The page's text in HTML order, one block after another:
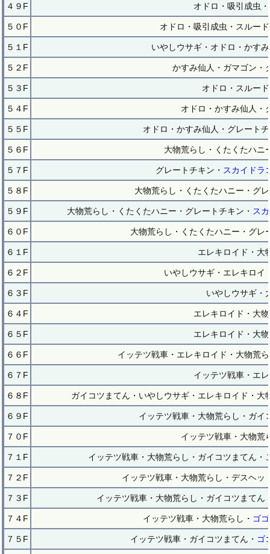
４９F オドロ・吸引成虫
５０F オドロ・吸引成虫・スルー
５１F いやしウサギ・オドロ・かす
５２F かすみ仙人・ガマゴン・
５３F オドロ・スルー
５４F オドロ・かすみ仙人・
５５F オドロ・かすみ仙人・グレート
５６F 大物荒らし・くたくたハニ
５７F グレートチキン・ スカイドラ
５８F 大物荒らし・くたくたハニー・グ
５９F 大物荒らし・くたくたハニー・グレートチキン・ ス
６０F 大物荒らし・くたくたハニー・グ
６１F エレキロイド・大
６２F いやしウサギ・エレキロイ
６３F いやしウサギ・
６４F エレキロイド・大
６５F エレキロイド・大
６６F イッテツ戦車・エレキロイド・大物荒
６７F イッテツ戦車・エ
６８F ガイコツまてん・いやしウサギ・エレキロイド・大
６９F イッテツ戦車・大物荒らし・ガイ
７０F イッテツ戦車・大物荒
７１F イッテツ戦車・大物荒らし・ガイコツまてん
７２F イッテツ戦車・大物荒らし・デスヘ
７３F イッテツ戦車・大物荒らし・ガイコツまてん
７４F イッテツ戦車・大物荒らし・ ゴ
７５F イッテツ戦車・ガイコツまてん・ ゴ